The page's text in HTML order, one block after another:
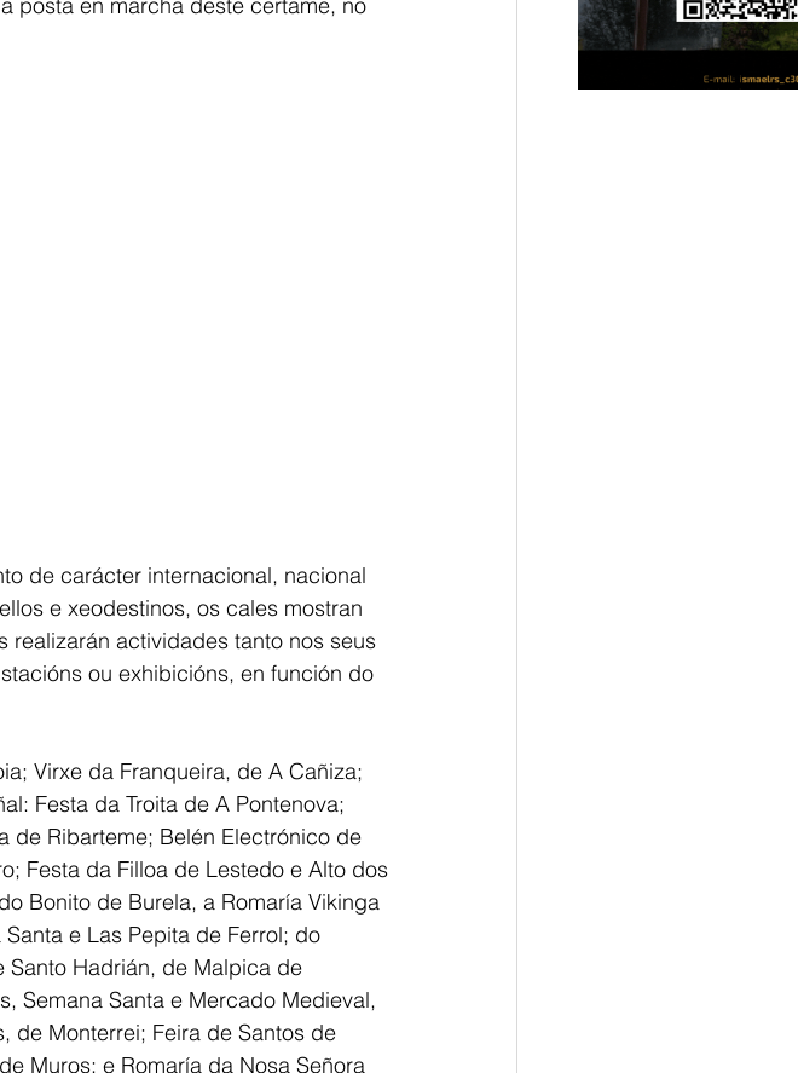
de carácter internacional, nacional
e xeodestinos, os cales mostran
realizarán actividades tanto nos seus
ou exhibicións, en función do
Virxe da Franqueira, de A Cañiza;
Festa da Troita de A Pontenova;
de Ribarteme; Belén Electrónico de
Festa da Filloa de Lestedo e Alto dos
Bonito de Burela, a Romaría Vikinga
e Las Pepita de Ferrol; do
Santo Hadrián, de Malpica de
Semana Santa e Mercado Medieval,
de Monterrei; Feira de Santos de
Muros; e Romaría da Nosa Señora